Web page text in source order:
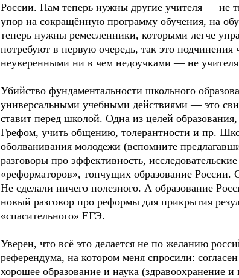
России. Нам теперь нужны другие учителя — не
упор на сокращённую программу обучения, на
теперь нужны ремесленники, которыми легче
потребуют в первую очередь, так это
неуверенными ни в чем недоучками — не
Убийство фундаментальности школьного
универсальными учебными действиями — это
ставит перед школой. Одна из целей
Грефом, учить общению, толерантности и пр.
оболванивания молодежи (вспомните
разговоры про эффективность,
«реформаторов», топчущих образование России.
Не сделали ничего полезного. А образование
новый разговор про реформы для прикрытия
«спасительного» ЕГЭ.
Уверен, что всё это делается не по желанию
референдума, на котором меня спросили:
хорошее образование и наука